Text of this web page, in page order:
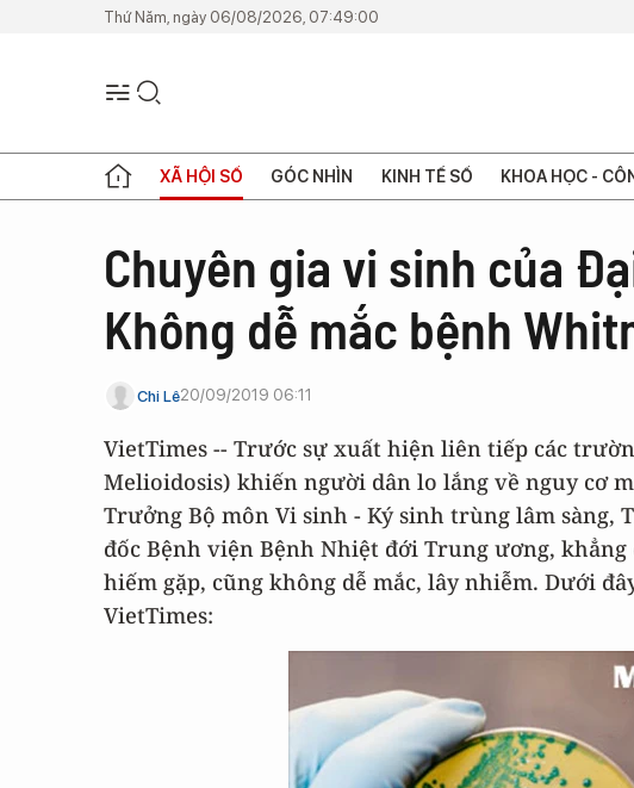
Thứ Năm, ngày 06/08/2026, 07:49:00
XÃ HỘI SỐ GÓC NHÌN KINH TẾ SỐ KHOA HỌC -
Chuyên gia vi sinh của
Không dễ mắc bệnh
Chi Lê20/09/2019 06:11
VietTimes -- Trước sự xuất hiện liên tiếp các
Melioidosis) khiến người dân lo lắng về nguy cơ
Trưởng Bộ môn Vi sinh - Ký sinh trùng lâm sàng,
đốc Bệnh viện Bệnh Nhiệt đới Trung ương,
hiếm gặp, cũng không dễ mắc, lây nhiễm. Dưới
VietTimes: